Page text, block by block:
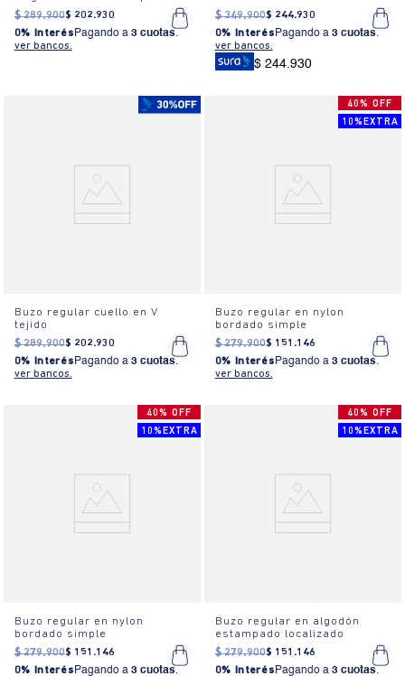
mujer
$ 289.900$ 202.930
0% Interés Pagando a 3 cuotas.
ver bancos.
$ 349.900$ 244.930
0% Interés Pagando a 3 cuotas.
ver bancos.
$ 244.930
Buzo regular cuello en V
tejido
$ 289.900$ 202.930
0% Interés Pagando a 3 cuotas.
ver bancos.
40% OFF
10%EXTRA
Buzo regular en nylon
bordado simple
$ 279.900$ 151 .146
0% Interés Pagando a 3 cuotas.
ver bancos.
40% OFF
10%EXTRA
Buzo regular en nylon
bordado simple
$ 279.900$ 151 .146
0% Interés Pagando a 3 cuotas.
40% OFF
10%EXTRA
Buzo regular en algodón
estampado localizado
$ 279.900$ 151 .146
0% Interés Pagando a 3 cuotas.